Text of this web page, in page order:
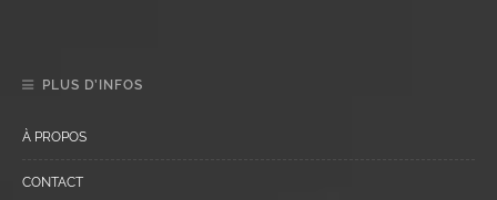
PLUS D’INFOS
À PROPOS
CONTACT